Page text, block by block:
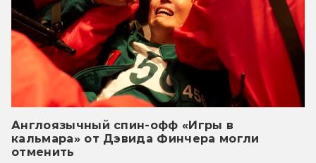
Англоязычный спин-офф «Игры в
кальмара» от Дэвида Финчера могли
отменить